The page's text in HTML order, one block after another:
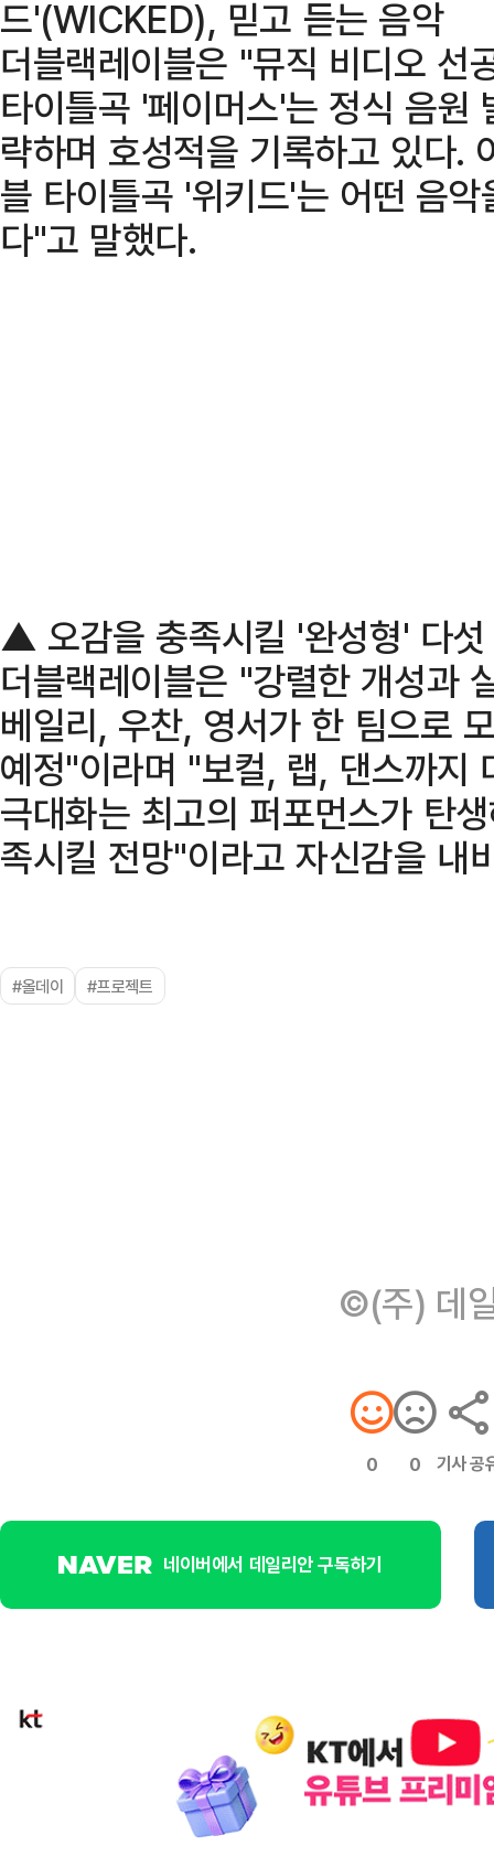
드'(WICKED), 믿고 듣는 음악
더블랙레이블은 "뮤직 비디오 선
타이틀곡 '페이머스'는 정식 음원
략하며 호성적을 기록하고 있다.
블 타이틀곡 '위키드'는 어떤 음
다"고 말했다.
▲ 오감을 충족시킬 '완성형' 다섯
더블랙레이블은 "강렬한 개성과
베일리, 우찬, 영서가 한 팀으로
예정"이라며 "보컬, 랩, 댄스까지
극대화는 최고의 퍼포먼스가 탄
족시킬 전망"이라고 자신감을 내
#올데이 #프로젝트
©(주) 데
0 0 기사 공
네이버에서 데일리안 구독하기